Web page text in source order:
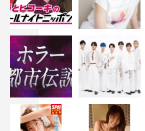
れ。福島県
出身。第37
タレントス
カウトキャ
ラバン2012
にて応募総
数2万9521人の中からグランプリを獲
女優として2013年4月に日本テレビ系